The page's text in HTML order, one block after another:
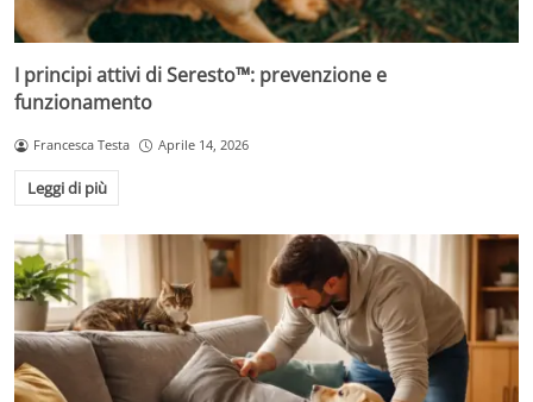
I principi attivi di Seresto™: prevenzione e
funzionamento
Francesca Testa Aprile 14, 2026
Leggi di più